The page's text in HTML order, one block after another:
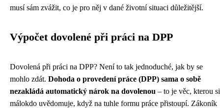
musí sám zvážit, co je pro něj v dané životní situaci důležitější.
Výpočet dovolené při práci na DPP
Dovolená při práci na DPP? Není to tak jednoduché, jak by se
mohlo zdát. Dohoda o provedení práce (DPP) sama o sobě
nezakládá automatický nárok na dovolenou – to je věc, kterou si
málokdo uvědomuje, když na tuhle formu práce přistoupí. Zákoník